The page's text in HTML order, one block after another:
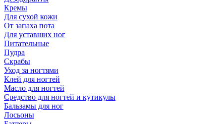
Кремы
Для сухой кожи
От запаха пота
Для уставших ног
Питательные
Пудра
Скрабы
Уход за ногтями
Клей для ногтей
Масло для ногтей
Средство для ногтей и кутикулы
Бальзамы для ног
Лосьоны